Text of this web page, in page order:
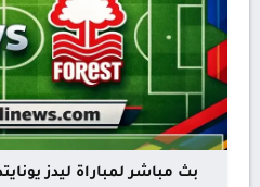
بث مباشر لمباراة ليدز